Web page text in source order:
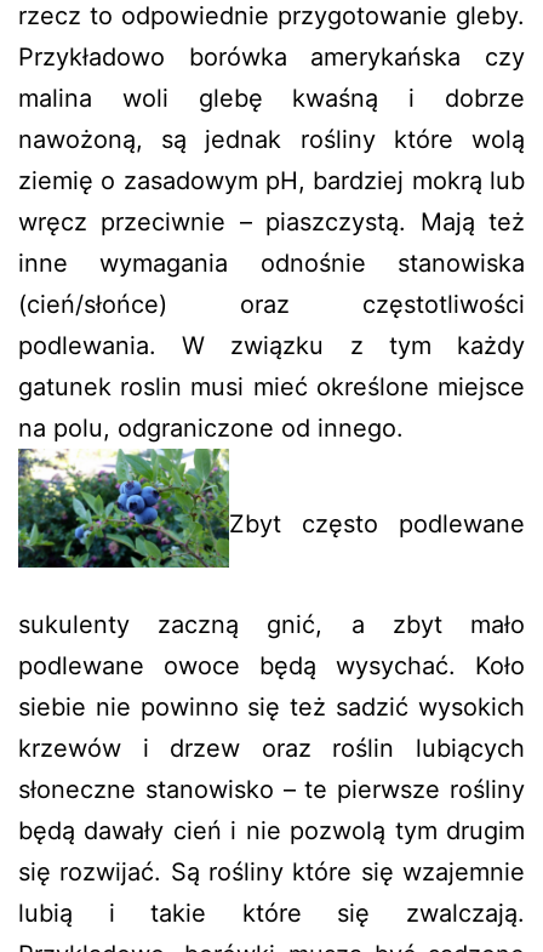
rzecz to odpowiednie przygotowanie gleby.
Przykładowo borówka amerykańska czy
malina woli glebę kwaśną i dobrze
nawożoną, są jednak rośliny które wolą
ziemię o zasadowym pH, bardziej mokrą lub
wręcz przeciwnie – piaszczystą. Mają też
inne wymagania odnośnie stanowiska
(cień/słońce) oraz częstotliwości
podlewania. W związku z tym każdy
gatunek roslin musi mieć określone miejsce
na polu, odgraniczone od innego.
Zbyt często podlewane
sukulenty zaczną gnić, a zbyt mało
podlewane owoce będą wysychać. Koło
siebie nie powinno się też sadzić wysokich
krzewów i drzew oraz roślin lubiących
słoneczne stanowisko – te pierwsze rośliny
będą dawały cień i nie pozwolą tym drugim
się rozwijać. Są rośliny które się wzajemnie
lubią i takie które się zwalczają.